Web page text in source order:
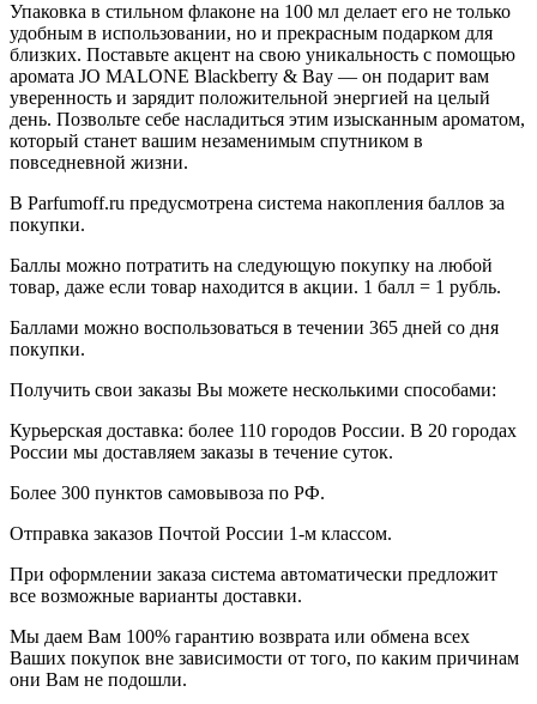
Упаковка в стильном флаконе на 100 мл делает его не только
удобным в использовании, но и прекрасным подарком для
близких. Поставьте акцент на свою уникальность с помощью
аромата JO MALONE Blackberry & Bay — он подарит вам
уверенность и зарядит положительной энергией на целый
день. Позвольте себе насладиться этим изысканным ароматом,
который станет вашим незаменимым спутником в
повседневной жизни.
В Parfumoff.ru предусмотрена система накопления баллов за
покупки.
Баллы можно потратить на следующую покупку на любой
товар, даже если товар находится в акции. 1 балл = 1 рубль.
Баллами можно воспользоваться в течении 365 дней со дня
покупки.
Получить свои заказы Вы можете несколькими способами:
Курьерская доставка: более 110 городов России. В 20 городах
России мы доставляем заказы в течение суток.
Более 300 пунктов самовывоза по РФ.
Отправка заказов Почтой России 1-м классом.
При оформлении заказа система автоматически предложит
все возможные варианты доставки.
Мы даем Вам 100% гарантию возврата или обмена всех
Ваших покупок вне зависимости от того, по каким причинам
они Вам не подошли.